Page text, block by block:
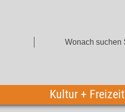
Kultur + Freizeit